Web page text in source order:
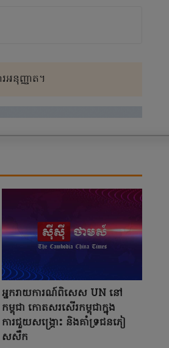
អនុញ្ញាត។
អ្នករាយការណ៍ពិសេស UN នៅ
កម្ពុជា កោតសរសើរកម្ពុជាក្នុង
ការជួយសង្គ្រោះ និងគាំទ្រជនភៀ
សសឹក